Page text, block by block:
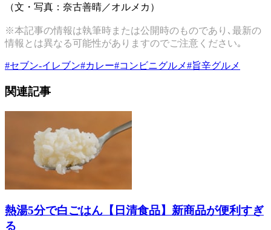
（文・写真：奈古善晴／オルメカ）
※本記事の情報は執筆時または公開時のものであり､最新の
情報とは異なる可能性がありますのでご注意ください｡
#セブン-イレブン#カレー#コンビニグルメ#旨辛グルメ
関連記事
熱湯5分で白ごはん【日清食品】新商品が便利すぎ
る